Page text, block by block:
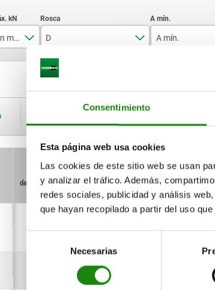
Consentimiento
Esta página web usa cookies
Las cookies de este sitio web se usan
y analizar el tráfico. Además,
redes sociales, publicidad y análisis
que hayan recopilado a partir del uso
consentimiento
Necesarias
Fuerza de sujeción máx. kN D
M16X70
A mín.
de sujeción máx.
D A mín.
40 M12X60 42 49 41
M12X50